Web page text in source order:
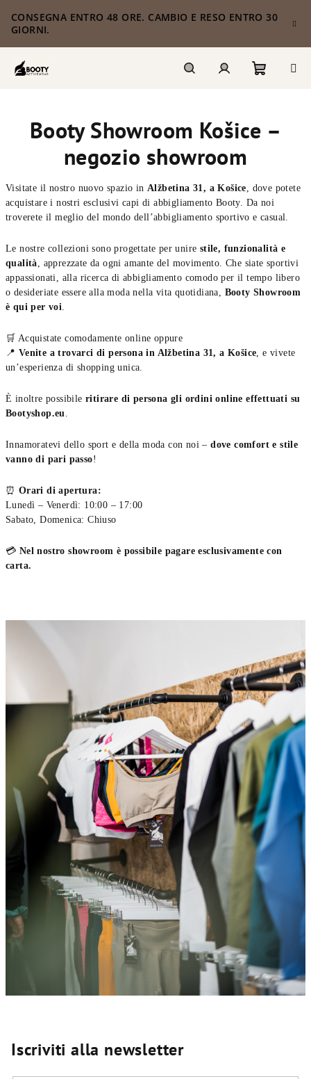
contenuto
CONSEGNA ENTRO 48 ORE. CAMBIO E RESO ENTRO 30
GIORNI.
della
Booty Showroom Košice –
negozio showroom
Visitate il nostro nuovo spazio in Alžbetina 31, a Košice, dove potete
acquistare i nostri esclusivi capi di abbigliamento Booty. Da noi
troverete il meglio del mondo dell’abbigliamento sportivo e casual.
Le nostre collezioni sono progettate per unire stile, funzionalità e
qualità, apprezzate da ogni amante del movimento. Che siate sportivi
appassionati, alla ricerca di abbigliamento comodo per il tempo libero
o desideriate essere alla moda nella vita quotidiana, Booty Showroom
è qui per voi.
🛒 Acquistate comodamente online oppure
📍 Venite a trovarci di persona in Alžbetina 31, a Košice, e vivete
un’esperienza di shopping unica.
È inoltre possibile ritirare di persona gli ordini online effettuati su
Bootyshop.eu.
Innamoratevi dello sport e della moda con noi –dove comfort e stile
vanno di pari passo!
⏰ Orari di apertura:
Lunedì – Venerdì: 10:00 – 17:00
Sabato, Domenica: Chiuso
💳 Nel nostro showroom è possibile pagare esclusivamente con
carta.
Iscriviti alla newsletter